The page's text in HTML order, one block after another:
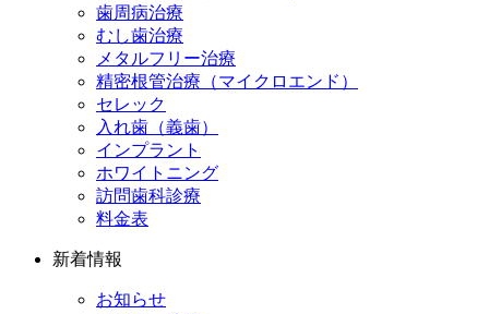
歯周病治療
むし歯治療
メタルフリー治療
精密根管治療（マイクロエンド）
セレック
入れ歯（義歯）
インプラント
ホワイトニング
訪問歯科診療
料金表
新着情報
お知らせ